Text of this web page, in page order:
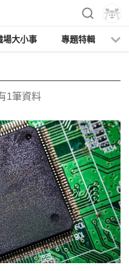
場大小事 專題特輯
1筆資料